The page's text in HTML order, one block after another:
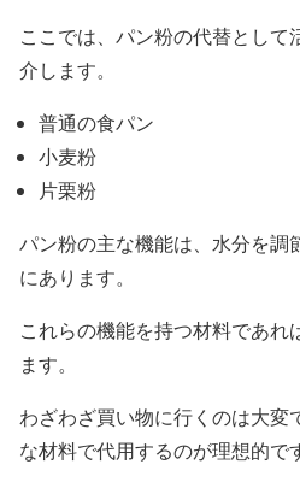
ここでは、パン粉の代替として
介します。
普通の食パン
小麦粉
片栗粉
パン粉の主な機能は、水分を調
にあります。
これらの機能を持つ材料であれ
ます。
わざわざ買い物に行くのは大変
な材料で代用するのが理想的で